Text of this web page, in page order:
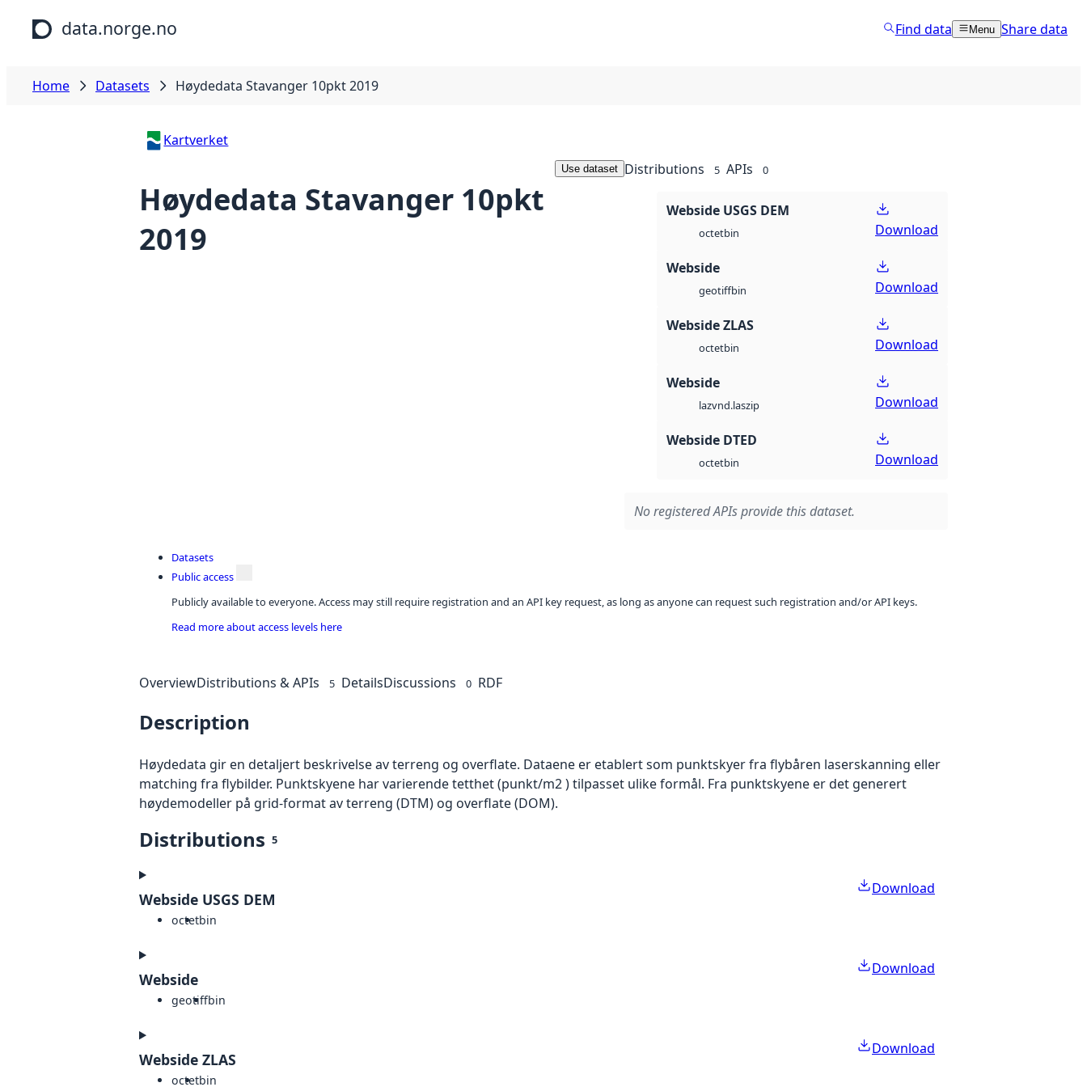
Skip to main content
data.norge.no Find data Menu Share data
Home Datasets Høydedata Stavanger 10pkt 2019
Kartverket
Høydedata Stavanger 10pkt
2019
Use dataset Distributions 5 APIs 0
Webside USGS DEM
octetbin Download
Webside
geotiffbin Download
Webside ZLAS
octetbin Download
Webside
lazvnd.laszip Download
Webside DTED
octetbin Download
No registered APIs provide this dataset.
Datasets
Public access
Publicly available to everyone. Access may still require registration and an API key request, as long as anyone can request such registration and/or API keys.
Read more about access levels here
OverviewDistributions & APIs 5 DetailsDiscussions 0 RDF
Description
Høydedata gir en detaljert beskrivelse av terreng og overflate. Dataene er etablert som punktskyer fra flybåren laserskanning eller
matching fra flybilder. Punktskyene har varierende tetthet (punkt/m2 ) tilpasset ulike formål. Fra punktskyene er det generert
høydemodeller på grid-format av terreng (DTM) og overflate (DOM).
Distributions 5
Webside USGS DEM
octetbin
Download
Webside
geotiffbin
Download
Webside ZLAS
octetbin
Download